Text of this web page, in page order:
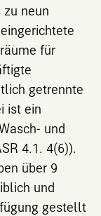
neun
für
getrennte
ist ein
und
4.1. 4(6)).
über 9
und
gestellt